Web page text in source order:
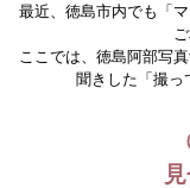
最近、徳島市内でも「
ここでは、徳島阿部写
聞きした「撮っ